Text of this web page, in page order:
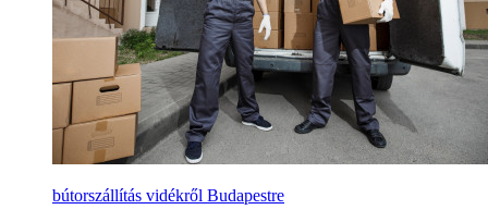
bútorszállítás vidékről Budapestre